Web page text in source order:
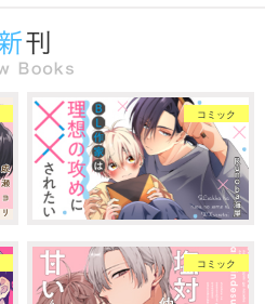
コミック
コミック